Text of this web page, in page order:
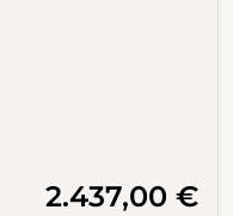
2.437,00 €